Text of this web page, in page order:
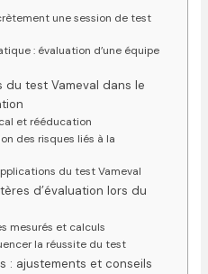
une session de test
: évaluation d’une équipe
test Vameval dans le
et rééducation
des risques liés à la
du test Vameval
d’évaluation lors du
mesurés et calculs
la réussite du test
: ajustements et conseils